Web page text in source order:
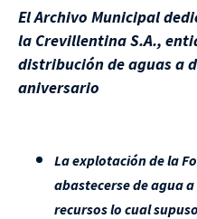
El Archivo Municipal
la Crevillentina S.A.,
distribución de aguas a
aniversario
La explotación de la
abastecerse de agua
recursos lo cual